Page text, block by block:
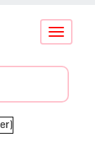
Conmutar